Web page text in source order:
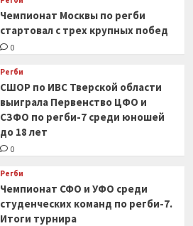
Чемпионат Москвы по регби
стартовал с трех крупных побед
0
Регби
СШОР по ИВС Тверской области
выиграла Первенство ЦФО и
СЗФО по регби-7 среди юношей
до 18 лет
0
Регби
Чемпионат СФО и УФО среди
студенческих команд по регби-7.
Итоги турнира